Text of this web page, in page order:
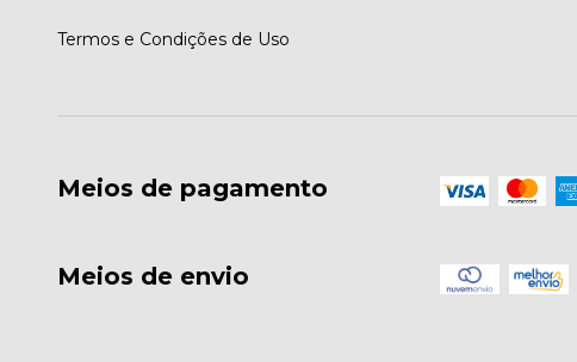
Termos e Condições de Uso
Meios de pagamento
Meios de envio